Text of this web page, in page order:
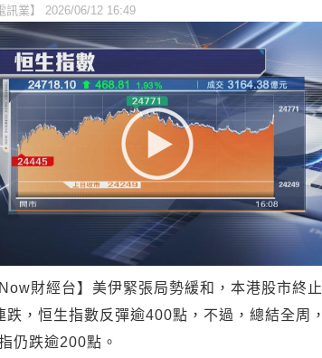
訊業】 2026/06/12 16:49
Now財經台】美伊緊張局勢緩和，本港股市終止
跌，恒生指數反彈逾400點，不過，總結全周，
仍跌逾200點。